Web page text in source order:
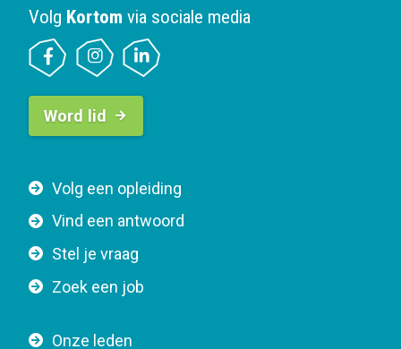
F
o
t
e
Volg een opleiding
Vind een antwoord
Stel je vraag
Zoek een job
Onze leden
Volg Kortom via sociale media
B
t
o
n
a
v
g
Word lid